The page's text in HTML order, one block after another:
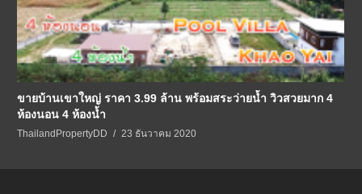
ขายบ้านเขาใหญ่ ราคา 3.99 ล้าน พร้อมสระว่ายน้ำ วิวสวยมาก 4
ห้องนอน 4 ห้องน้ำ
ThailandPropertyDD 23 ธันวาคม 2020